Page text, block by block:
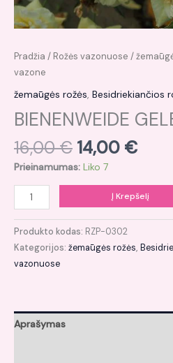
Pradžia / Rožės vazonuose /
vazone
žemaūgės rožės, Besidriekiančios
BIENENWEIDE
16,00€ 14,00 €
Prieinamumas: Liko 7
Į Krepšelį
Produkto kodas: RZP-0302
Kategorijos: žemaūgės rožės,
vazonuose
Aprašymas